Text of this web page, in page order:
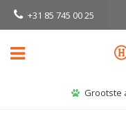
+31 85 745 00 25
Grootste